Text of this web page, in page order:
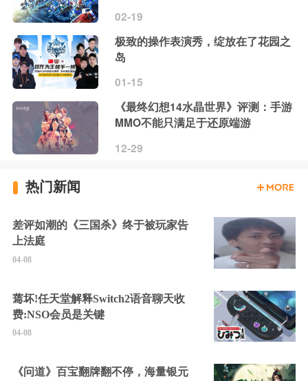
02-19
极致的操作表演秀，绽放在了花园之
岛
01-15
《最终幻想14水晶世界》评测：手游
MMO不能只满足于还原端游
12-29
热门新闻
差评如潮的《三国杀》终于被玩家告
上法庭
04-08
蔫坏!任天堂解释Switch2语音聊天收
费:NSO会员是关键
04-08
《问道》百宝翻牌翻不停，海量银元